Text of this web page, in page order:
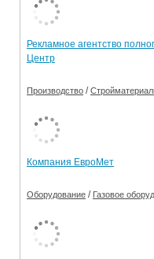
Рекламное агентство
Центр
Производство /
Компания ЕвроМет
Оборудование / Газовое